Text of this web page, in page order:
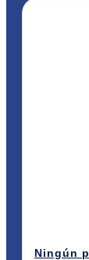
Ningún